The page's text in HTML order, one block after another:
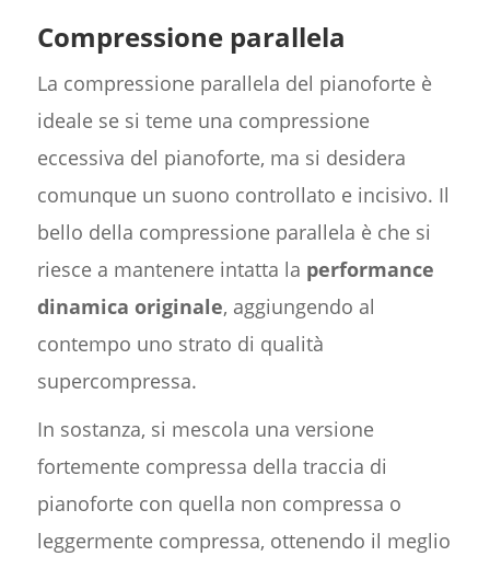
Compressione parallela
La compressione parallela del pianoforte è
ideale se si teme una compressione
eccessiva del pianoforte, ma si desidera
comunque un suono controllato e incisivo. Il
bello della compressione parallela è che si
riesce a mantenere intatta la performance
dinamica originale, aggiungendo al
contempo uno strato di qualità
supercompressa.
In sostanza, si mescola una versione
fortemente compressa della traccia di
pianoforte con quella non compressa o
leggermente compressa, ottenendo il meglio